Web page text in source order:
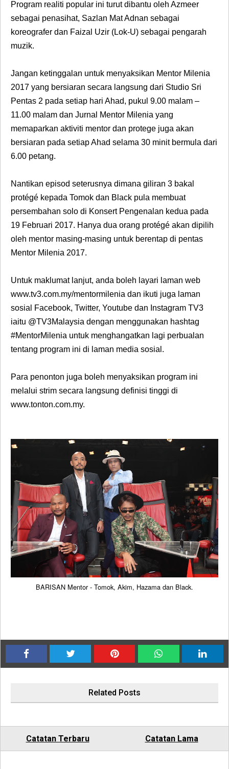
Program realiti popular ini turut dibantu oleh Azmeer
sebagai penasihat, Sazlan Mat Adnan sebagai
koreografer dan Faizal Uzir (Lok-U) sebagai pengarah
muzik.
Jangan ketinggalan untuk menyaksikan Mentor Milenia
2017 yang bersiaran secara langsung dari Studio Sri
Pentas 2 pada setiap hari Ahad, pukul 9.00 malam –
11.00 malam dan Jurnal Mentor Milenia yang
memaparkan aktiviti mentor dan protege juga akan
bersiaran pada setiapAhad selama 30 minit bermula dari
6.00 petang.
Nantikan episod seterusnya dimana giliran 3 bakal
protégé kepada Tomok dan Black pula membuat
persembahan solo di Konsert Pengenalan kedua pada
19 Februari 2017. Hanya dua orang protégé akan dipilih
oleh mentor masing-masing untuk berentap di pentas
Mentor Milenia 2017.
Untuk maklumat lanjut, anda boleh layari laman web
www.tv3.com.my/mentormilenia dan ikuti juga laman
sosial Facebook, Twitter, Youtube dan Instagram TV3
iaitu @TV3Malaysia dengan menggunakan hashtag
#MentorMilenia untuk menghangatkan lagi perbualan
tentang program ini di laman media sosial.
Para penonton juga boleh menyaksikan program ini
melalui strim secara langsung definisi tinggi di
www.tonton.com.my.
BARISAN Mentor - Tomok, Akim, Hazama dan Black.
Related Posts
Catatan Terbaru Catatan Lama